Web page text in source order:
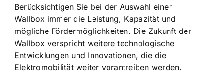
Berücksichtigen Sie bei der Auswahl einer
Wallbox immer die Leistung, Kapazität und
mögliche Fördermöglichkeiten. Die Zukunft der
Wallbox verspricht weitere technologische
Entwicklungen und Innovationen, die die
Elektromobilität weiter vorantreiben werden.